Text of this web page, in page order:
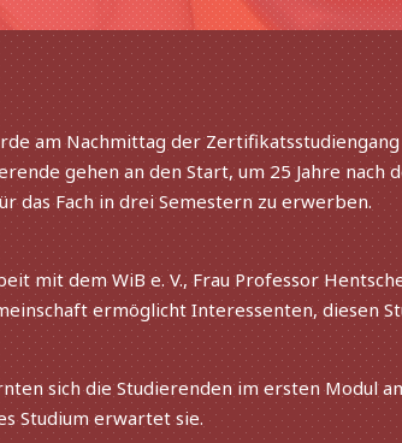
am Nachmittag der
gehen an den Start, um 25 Jahre nach
das Fach in drei Semestern zu erwerben.
mit dem WiB e. V., Frau Professor
ermög­licht Interessenten, diesen
sich die Studierenden im ersten Modul
Studium erwar­tet sie.